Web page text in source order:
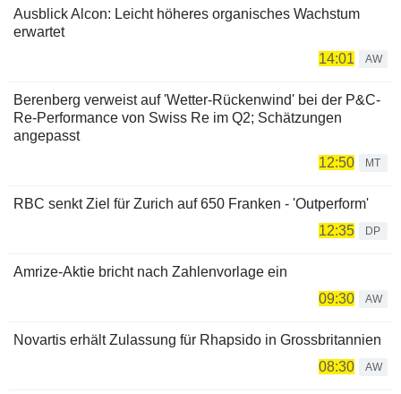
Ausblick Alcon: Leicht höheres organisches Wachstum
erwartet
14:01
AW
Berenberg verweist auf 'Wetter-Rückenwind' bei der P&C-
Re-Performance von Swiss Re im Q2; Schätzungen
angepasst
12:50
MT
RBC senkt Ziel für Zurich auf 650 Franken - 'Outperform'
12:35
DP
Amrize-Aktie bricht nach Zahlenvorlage ein
09:30
AW
Novartis erhält Zulassung für Rhapsido in Grossbritannien
08:30
AW